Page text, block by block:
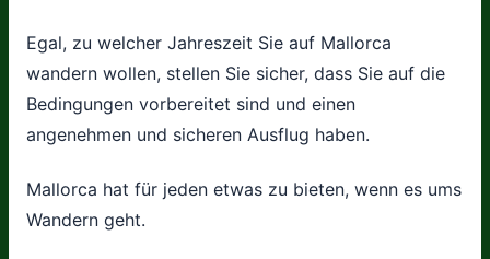
Egal, zu welcher Jahreszeit Sie auf Mallorca
wandern wollen, stellen Sie sicher, dass Sie auf die
Bedingungen vorbereitet sind und einen
angenehmen und sicheren Ausflug haben.
Mallorca hat für jeden etwas zu bieten, wenn es ums
Wandern geht.